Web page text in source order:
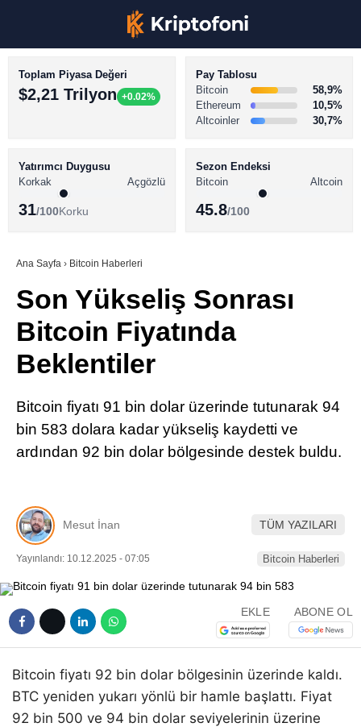
Youtube
LinkedIn
BİTCOİN HABERLERİ
ALTCOİN HABERLERİ
SÖZLÜK
Toplam Piyasa Değeri
$2,21 Trilyon +0.02%
Pay Tablosu
Bitcoin
58,9%
Ethereum
10,5%
Altcoinler
30,7%
Yatırımcı Duygusu
Korkak
Açgözlü
31/100Korku
Sezon Endeksi
Bitcoin
Altcoin
45.8/100
Ana Sayfa › Bitcoin Haberleri
Son Yükseliş Sonrası
Bitcoin Fiyatında
Beklentiler
Bitcoin fiyatı 91 bin dolar üzerinde tutunarak 94
bin 583 dolara kadar yükseliş kaydetti ve
ardından 92 bin dolar bölgesinde destek buldu.
Mesut İnan TÜM YAZILARI
Yayınlandı: 10.12.2025 - 07:05 Bitcoin Haberleri
EKLE ABONE OL
Bitcoin fiyatı 92 bin dolar bölgesinin üzerinde kaldı.
BTC yeniden yukarı yönlü bir hamle başlattı. Fiyat
92 bin 500 ve 94 bin dolar seviyelerinin üzerine